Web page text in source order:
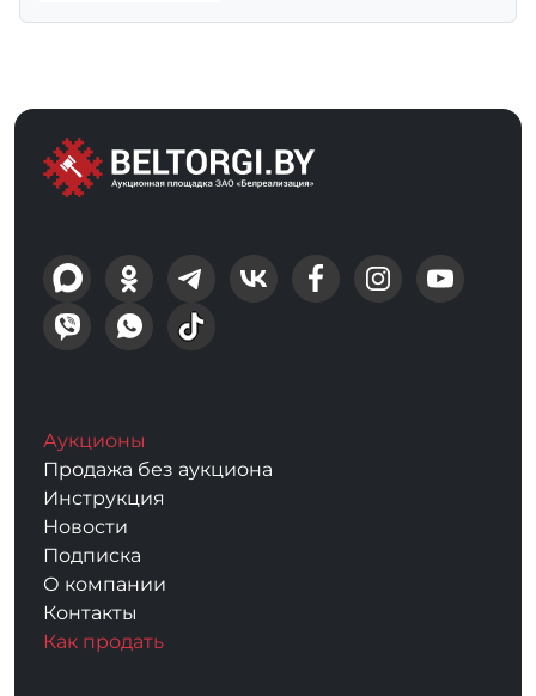
Аукционы
Продажа без аукциона
Инструкция
Новости
Подписка
О компании
Контакты
Как продать